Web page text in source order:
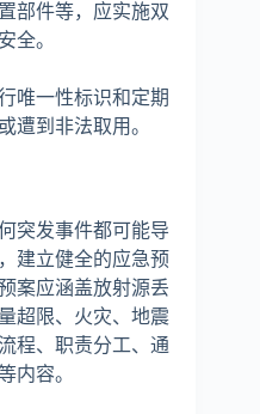
部件等，应实施双
全。
唯一性标识和定期
遭到非法取用。
突发事件都可能导
建立健全的应急预
案应涵盖放射源丢
超限、火灾、地震
程、职责分工、通
内容。